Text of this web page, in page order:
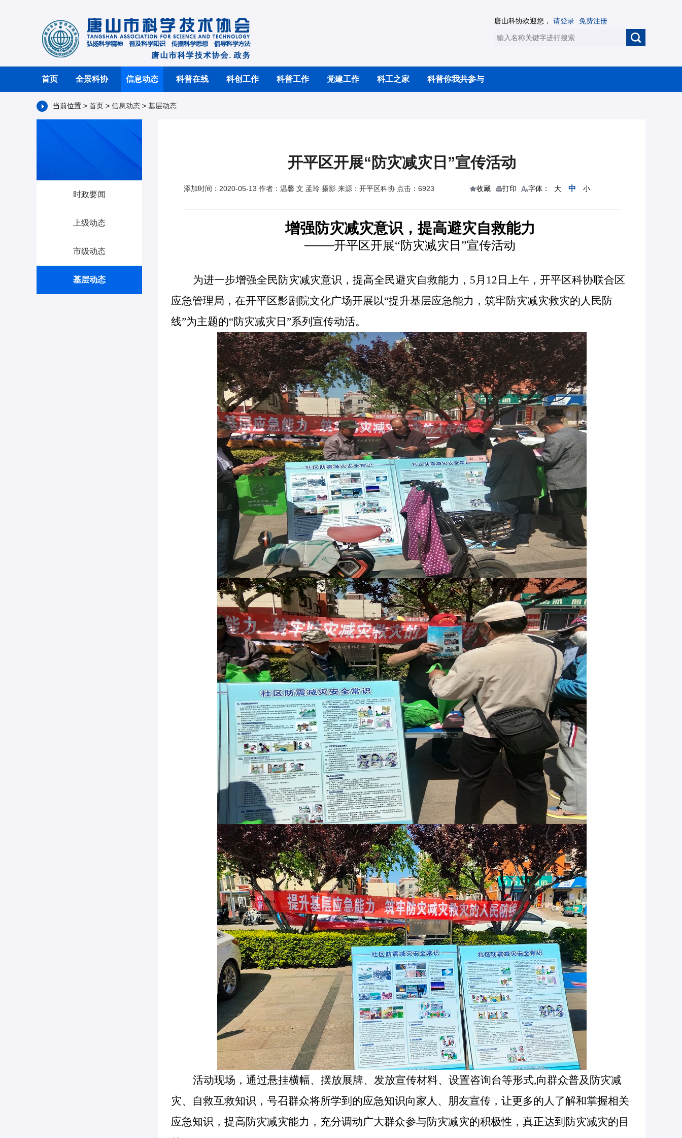
唐山科协欢迎您， 请登录 免费注册
首页 全景科协 信息动态 科普在线 科创工作 科普工作 党建工作 科工之家 科普你我共参与
当前位置 > 首页 > 信息动态 > 基层动态
时政要闻
上级动态
市级动态
基层动态
开平区开展“防灾减灾日”宣传活动
添加时间：2020-05-13 作者：温馨 文 孟玲 摄影 来源：开平区科协 点击：6923 收藏 打印 字体： 大 中 小
增强防灾减灾意识，提高避灾自救能力
——开平区开展“防灾减灾日”宣传活动
为进一步增强全民防灾减灾意识，提高全民避灾自救能力， 5月12日上午，开平区科协联合区
应急管理局，在开平区影剧院文化广场开展以“提升基层应急能力，筑牢防灾减灾救灾的人民防
线”为主题的“防灾减灾日”系列宣传动活。
活动现场，通过悬挂横幅、摆放展牌、发放宣传材料、设置咨询台等形式,向群众普及防灾减
灾、自救互救知识，号召群众将所学到的应急知识向家人、朋友宣传，让更多的人了解和掌握相关
应急知识，提高防灾减灾能力，充分调动广大群众参与防灾减灾的积极性，真正达到防灾减灾的目